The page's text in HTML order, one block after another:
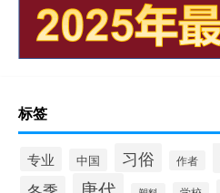
标签
专业 中国 习俗 作者